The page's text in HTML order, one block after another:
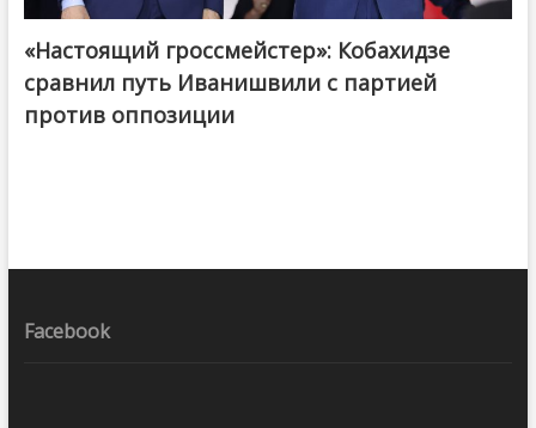
@ქართული ოცნება / Georgian Dream
«Настоящий гроссмейстер»: Кобахидзе
сравнил путь Иванишвили с партией
против оппозиции
Facebook